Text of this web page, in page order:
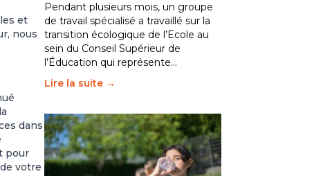
et
nous
dans
pour
votre
Pendant plusieurs mois, un groupe
de travail spécialisé a travaillé sur la
transition écologique de l’Ecole au
sein du Conseil Supérieur de
l’Éducation qui représente…
Lire la suite →